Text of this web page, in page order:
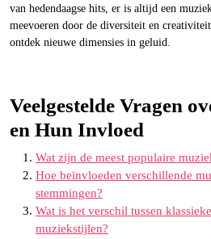
van hedendaagse hits, er is altijd een
meevoeren door de diversiteit en
ontdek nieuwe dimensies in geluid.
Veelgestelde Vragen
en Hun Invloed
Wat zijn de meest populaire
Hoe beïnvloeden verschillende
stemmingen?
Wat is het verschil tussen
muziekstijlen?